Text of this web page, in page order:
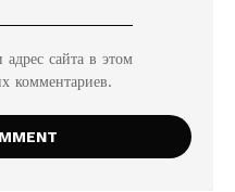
сайта в этом
комментариев.